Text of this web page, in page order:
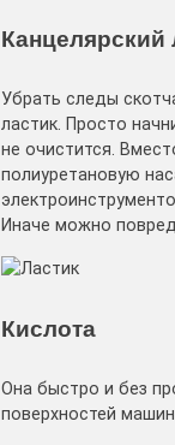
Канцелярский
Убрать следы
ластик. Просто
не очистится.
полиуретановую
Иначе можно
Кислота
Она быстро и без
поверхностей